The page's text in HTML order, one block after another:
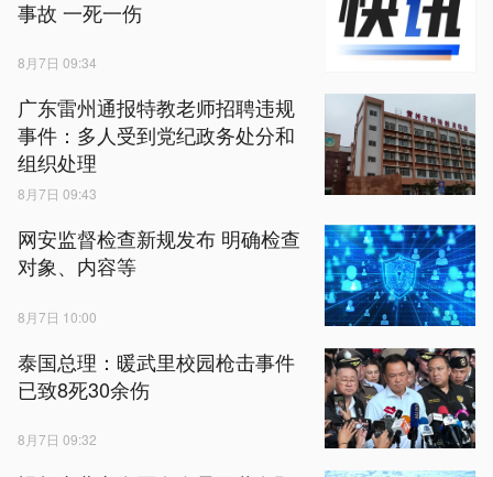
事故 一死一伤
8月7日 09:34
广东雷州通报特教老师招聘违规
事件：多人受到党纪政务处分和
组织处理
8月7日 09:43
网安监督检查新规发布 明确检查
对象、内容等
8月7日 10:00
泰国总理：暖武里校园枪击事件
已致8死30余伤
8月7日 09:32